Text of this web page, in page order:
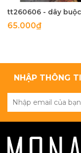
tt260606 - dây
65.000₫
NHẬP THÔNG